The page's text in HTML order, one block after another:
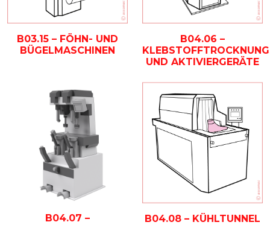
B03.15 – FÖHN- UND
BÜGELMASCHINEN
B04.06 –
UND AKTIVIERGERÄTE
B04.07 –
B04.08 – KÜHLTUNNEL